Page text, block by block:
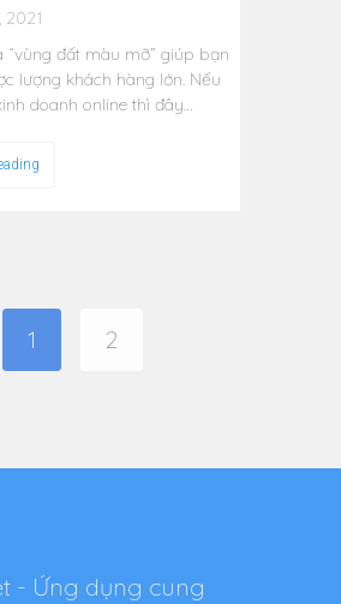
2021
“vùng đất màu mỡ” giúp bạn
lượng khách hàng lớn. Nếu
doanh online thì đây…
1 2
- Ứng dụng cung